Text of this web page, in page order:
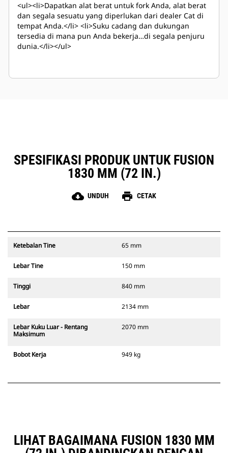
<ul><li>Dapatkan alat berat untuk fork Anda, alat berat
dan segala sesuatu yang diperlukan dari dealer Cat di
tempat Anda.</li> <li>Suku cadang dan dukungan
tersedia di mana pun Anda bekerja…di segala penjuru
dunia.</li></ul>
SPESIFIKASI PRODUK UNTUK FUSION
1830 MM (72 IN.)
cloud_download UNDUH print CETAK
Ketebalan Tine 65 mm
Lebar Tine 150 mm
Tinggi 840 mm
Lebar 2134 mm
Lebar Kuku Luar - Rentang
Maksimum
2070 mm
Bobot Kerja 949 kg
LIHAT BAGAIMANA FUSION 1830 MM